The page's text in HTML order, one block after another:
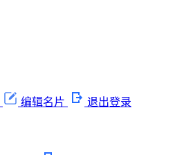
编辑名片 退出登录